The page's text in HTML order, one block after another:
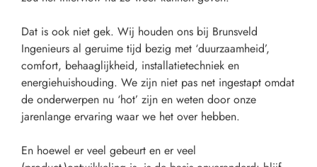
Dat is ook niet gek. Wij houden ons bij Brunsveld
Ingenieurs al geruime tijd bezig met ‘duurzaamheid’,
comfort, behaaglijkheid, installatietechniek en
energiehuishouding. We zijn niet pas net ingestapt omdat
de onderwerpen nu ‘hot’ zijn en weten door onze
jarenlange ervaring waar we het over hebben.
En hoewel er veel gebeurt en er veel